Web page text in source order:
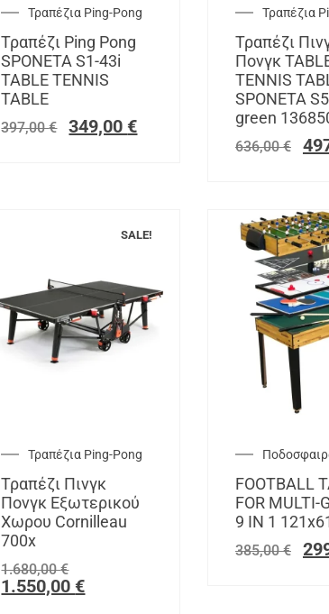
Τραπέζια Ping-Pong
Τραπέζι Ping Pong
SPONETA S1-43i
TABLE TENNIS
TABLE
397,00€ 349,00€
Τραπέζια
Τραπέζι
Πονγκ
TENNIS
SPONETA
green
636,00€
SALE!
Τραπέζια Ping-Pong
Τραπέζι Πινγκ
Πονγκ Εξωτερικού
Χωρου Cornilleau
700x
1.680,00€
1.550,00€
FOOTBALL
FOR MULTI-
9 IN 1
385,00€